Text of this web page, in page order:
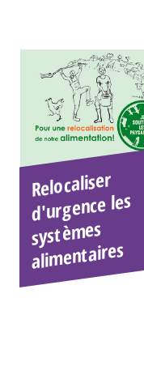
Relocaliser
d'urgence les
systè
mes
ali
mentaires